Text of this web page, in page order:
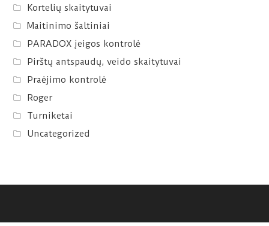
Kortelių skaitytuvai
Maitinimo šaltiniai
PARADOX įeigos kontrolė
Pirštų antspaudų, veido skaitytuvai
Praėjimo kontrolė
Roger
Turniketai
Uncategorized